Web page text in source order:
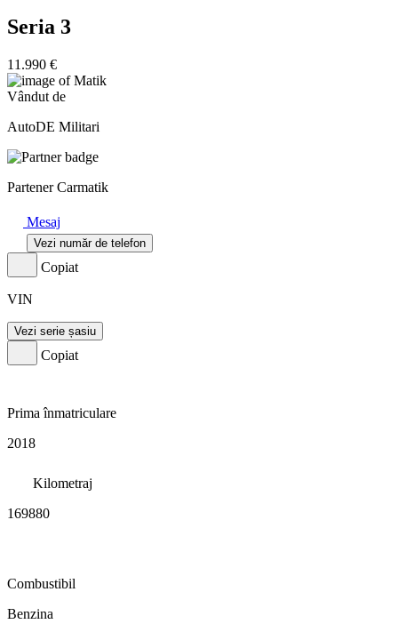
Seria 3
11.990 €
Vândut de
AutoDE Militari
Partener Carmatik
Mesaj
Vezi număr de telefon
Copiat
VIN
Vezi serie șasiu
Copiat
Prima înmatriculare
2018
Kilometraj
169880
Combustibil
Benzina